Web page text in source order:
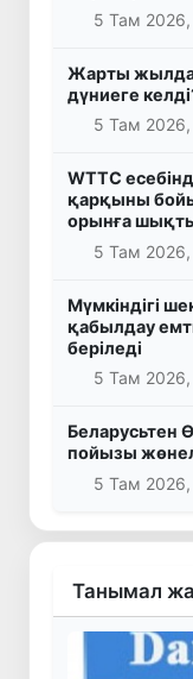
5 Там 2026,
Жарты жылда
дүниеге
5 Там
WTTC
қарқыны
орынға
5 Там
Мүмкіндігі
қабылдау
беріледі
5 Там 2026,
Беларусьтен
пойызы
5 Там 2026,
Танымал